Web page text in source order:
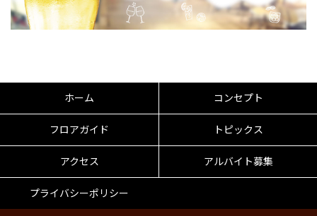
ホーム コンセプト
フロアガイド トピックス
アクセス アルバイト募集
プライバシーポリシー